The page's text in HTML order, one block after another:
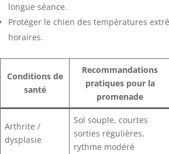
longue séance.
Protéger le chien des températures
horaires.
Conditions de
santé
Recommandations
pratiques pour la
promenade
Arthrite /
dysplasie
Sol souple, courtes
sorties régulières,
rythme modéré